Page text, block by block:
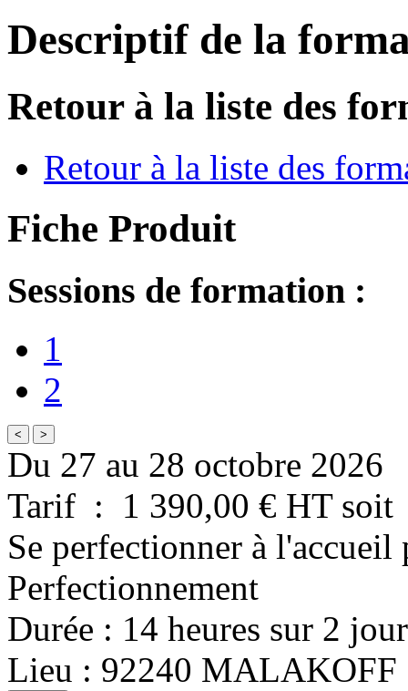
Descriptif de la
Retour à la liste des
Retour à la liste des
Fiche Produit
Sessions de formation :
1
2
< >
Du 27 au 28 octobre 2026
Tarif : 1 390,00 € HT soit
Se perfectionner à
Perfectionnement
Durée : 14 heures sur 2
Lieu : 92240 MALAKOFF